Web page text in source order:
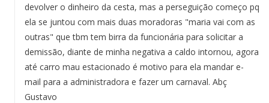
devolver o dinheiro da cesta, mas a perseguição começo pq
ela se juntou com mais duas moradoras "maria vai com as
outras" que tbm tem birra da funcionária para solicitar a
demissão, diante de minha negativa a caldo intornou, agora
até carro mau estacionado é motivo para ela mandar e-
mail para a administradora e fazer um carnaval. Abç
Gustavo